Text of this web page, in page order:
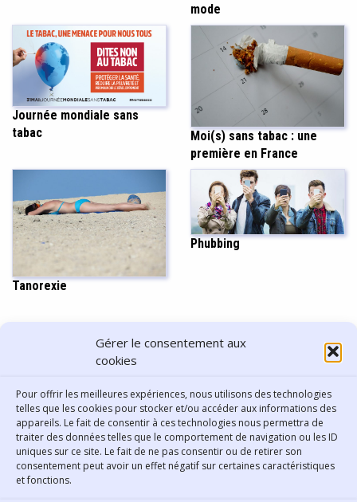
Gérer le consentement aux
cookies
Pour offrir les meilleures expériences, nous utilisons des technologies
telles que les cookies pour stocker et/ou accéder aux informations des
appareils. Le fait de consentir à ces technologies nous permettra de
traiter des données telles que le comportement de navigation ou les ID
uniques sur ce site. Le fait de ne pas consentir ou de retirer son
consentement peut avoir un effet négatif sur certaines caractéristiques
et fonctions.
mode
Journée mondiale sans
tabac
Moi(s) sans tabac : une
première en France
Tanorexie
Phubbing
PARTAGER CET ARTICLE